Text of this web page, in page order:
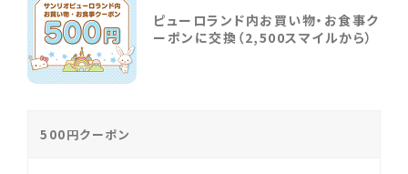
ピューロランド内お買い物・お食事ク
ーポンに交換（2,500スマイルから）
500円クーポン